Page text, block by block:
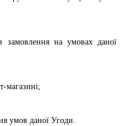
замовлення на умовах даної
магазині;
умов даної Угоди.